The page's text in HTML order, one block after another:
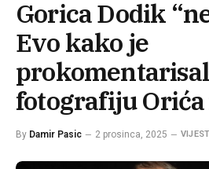
Gorica Dodik
Evo kako je
fotografiju Orića
By Damir Pasic 2 prosinca, 2025